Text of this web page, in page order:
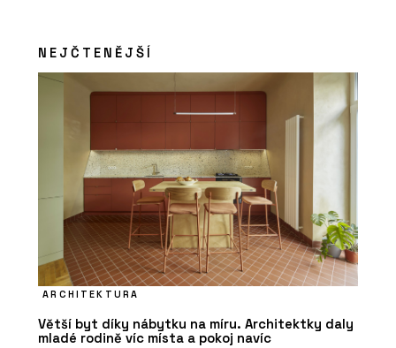
PRODUKTY
Akustická cihla Porotherm 10 AKU –
wienerberger
PRODUKTY
Cihly pro robotické zdění Porotherm
Robot Ready Profi - wienerberger
NEJČTENĚJŠÍ
ARCHITEKTURA
Větší byt díky nábytku na míru. Architektky daly
mladé rodině víc místa a pokoj navíc